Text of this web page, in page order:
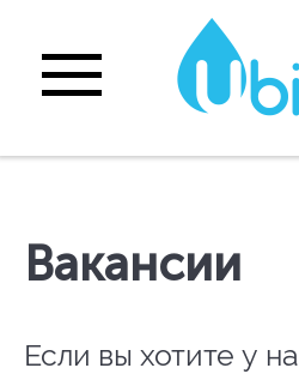
Вакансии
Если вы хотите у